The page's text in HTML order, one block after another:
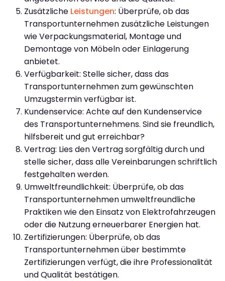
Zusätzliche Leistungen: Überprüfe, ob das
Transportunternehmen zusätzliche Leistungen
wie Verpackungsmaterial, Montage und
Demontage von Möbeln oder Einlagerung
anbietet.
Verfügbarkeit: Stelle sicher, dass das
Transportunternehmen zum gewünschten
Umzugstermin verfügbar ist.
Kundenservice: Achte auf den Kundenservice
des Transportunternehmens. Sind sie freundlich,
hilfsbereit und gut erreichbar?
Vertrag: Lies den Vertrag sorgfältig durch und
stelle sicher, dass alle Vereinbarungen schriftlich
festgehalten werden.
Umweltfreundlichkeit: Überprüfe, ob das
Transportunternehmen umweltfreundliche
Praktiken wie den Einsatz von Elektrofahrzeugen
oder die Nutzung erneuerbarer Energien hat.
Zertifizierungen: Überprüfe, ob das
Transportunternehmen über bestimmte
Zertifizierungen verfügt, die ihre Professionalität
und Qualität bestätigen.